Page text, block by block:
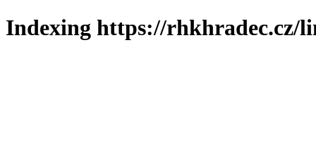
Indexing https://rhkhradec.cz/